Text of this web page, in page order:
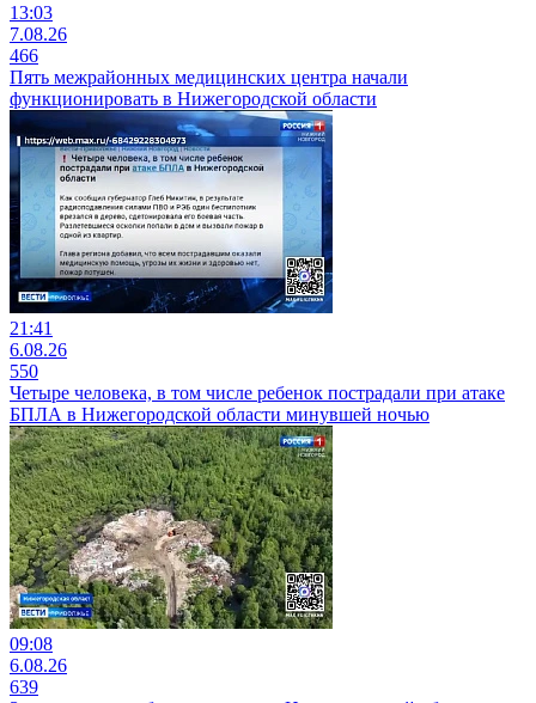
13:03
7.08.26
466
Пять межрайонных медицинских центра начали
функционировать в Нижегородской области
21:41
6.08.26
550
Четыре человека, в том числе ребенок пострадали при атаке
БПЛА в Нижегородской области минувшей ночью
09:08
6.08.26
639